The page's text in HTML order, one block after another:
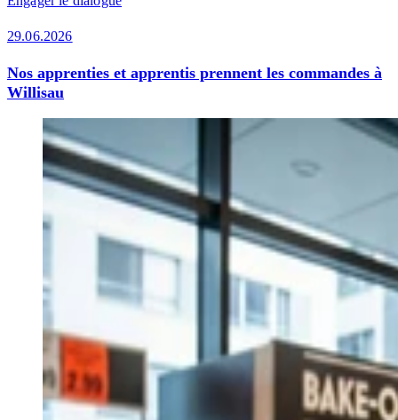
29.06.2026
Nos apprenties et apprentis prennent les commandes à
Willisau